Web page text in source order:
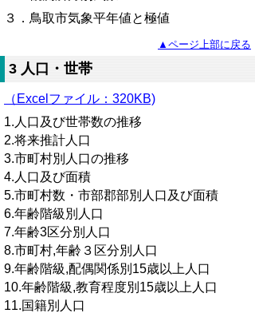
３．鳥取市気象平年値と極値
▲ページ上部に戻る
3 人口・世帯
（Excelファイル：320KB)
1.人口及び世帯数の推移
2.将来推計人口
3.市町村別人口の推移
4.人口及び面積
5.市町村数・市部郡部別人口及び面積
6.年齢階級別人口
7.年齢3区分別人口
8.市町村,年齢３区分別人口
9.年齢階級,配偶関係別15歳以上人口
10.年齢階級,教育程度別15歳以上人口
11.国籍別人口